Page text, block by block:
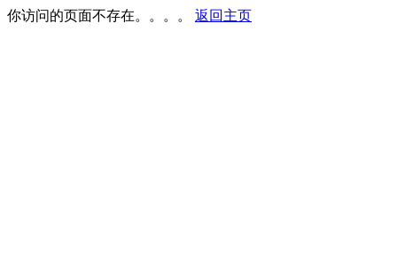
你访问的页面不存在。。。。 返回主页